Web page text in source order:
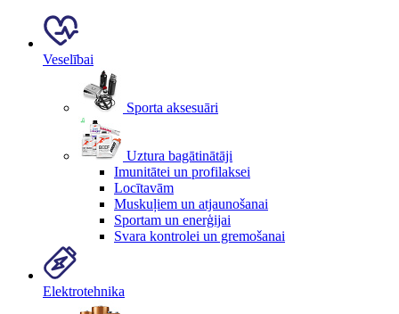
Veselībai
Sporta aksesuāri
Uztura bagātinātāji
Imunitātei un profilaksei
Locītavām
Muskuļiem un atjaunošanai
Sportam un enerģijai
Svara kontrolei un gremošanai
Elektrotehnika